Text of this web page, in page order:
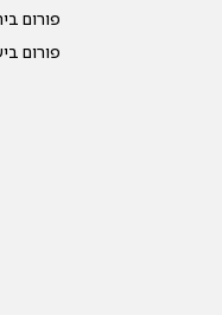
פורום
פורום